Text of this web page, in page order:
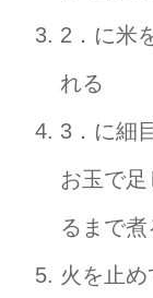
2．に米
れる
3．に細
お玉で
るまで煮
火を止